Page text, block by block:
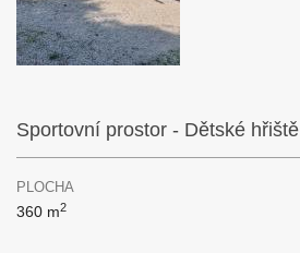
Sportovní prostor - Dětské hřiště
PLOCHA
360 m2